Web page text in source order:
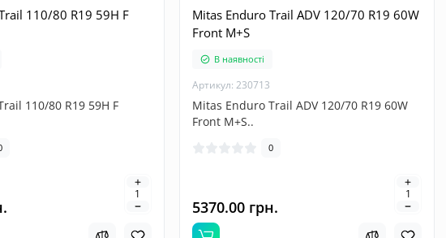
110/80 R19 59H F
110/80 R19 59H F
Mitas Enduro Trail ADV 120/70 R19 60W
Front M+S
В наявності
Артикул: 230713
Mitas Enduro Trail ADV 120/70 R19 60W
Front M+S..
0
5370.00 грн.